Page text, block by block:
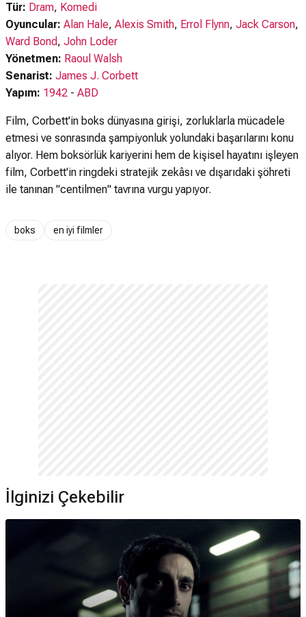
Tür: Dram, Komedi
Oyuncular: Alan Hale, Alexis Smith, Errol Flynn, Jack Carson,
Ward Bond, John Loder
Yönetmen: Raoul Walsh
Senarist: James J. Corbett
Yapım: 1942 - ABD
Film, Corbett'in boks dünyasına girişi, zorluklarla mücadele
etmesi ve sonrasında şampiyonluk yolundaki başarılarını konu
alıyor. Hem boksörlük kariyerini hem de kişisel hayatını işleyen
film, Corbett'in ringdeki stratejik zekâsı ve dışarıdaki şöhreti
ile tanınan "centilmen" tavrına vurgu yapıyor.
boks en iyi filmler
İlginizi Çekebilir